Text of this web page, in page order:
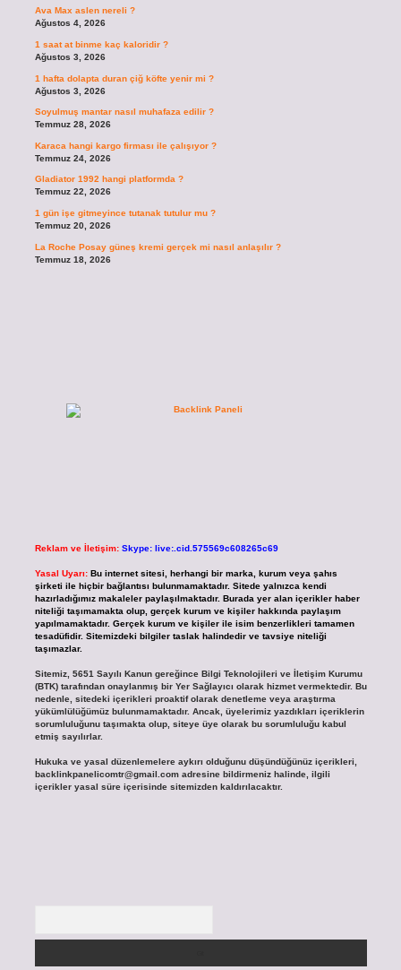
Ava Max aslen nereli ?
Ağustos 4, 2026
1 saat at binme kaç kaloridir ?
Ağustos 3, 2026
1 hafta dolapta duran çiğ köfte yenir mi ?
Ağustos 3, 2026
Soyulmuş mantar nasıl muhafaza edilir ?
Temmuz 28, 2026
Karaca hangi kargo firması ile çalışıyor ?
Temmuz 24, 2026
Gladiator 1992 hangi platformda ?
Temmuz 22, 2026
1 gün işe gitmeyince tutanak tutulur mu ?
Temmuz 20, 2026
La Roche Posay güneş kremi gerçek mi nasıl anlaşılır ?
Temmuz 18, 2026
Reklam ve İletişim: Skype: live:.cid.575569c608265c69
Yasal Uyarı: Bu internet sitesi, herhangi bir marka, kurum veya şahıs
şirketi ile hiçbir bağlantısı bulunmamaktadır. Sitede yalnızca kendi
hazırladığımız makaleler paylaşılmaktadır. Burada yer alan içerikler haber
niteliği taşımamakta olup, gerçek kurum ve kişiler hakkında paylaşım
yapılmamaktadır. Gerçek kurum ve kişiler ile isim benzerlikleri tamamen
tesadüfidir. Sitemizdeki bilgiler taslak halindedir ve tavsiye niteliği
taşımazlar.
Sitemiz, 5651 Sayılı Kanun gereğince Bilgi Teknolojileri ve İletişim Kurumu
(BTK) tarafından onaylanmış bir Yer Sağlayıcı olarak hizmet vermektedir. Bu
nedenle, sitedeki içerikleri proaktif olarak denetleme veya araştırma
yükümlülüğümüz bulunmamaktadır. Ancak, üyelerimiz yazdıkları içeriklerin
sorumluluğunu taşımakta olup, siteye üye olarak bu sorumluluğu kabul
etmiş sayılırlar.
Hukuka ve yasal düzenlemelere aykırı olduğunu düşündüğünüz içerikleri,
backlinkpanelicomtr@gmail.comadresine bildirmeniz halinde, ilgili
içerikler yasal süre içerisinde sitemizden kaldırılacaktır.